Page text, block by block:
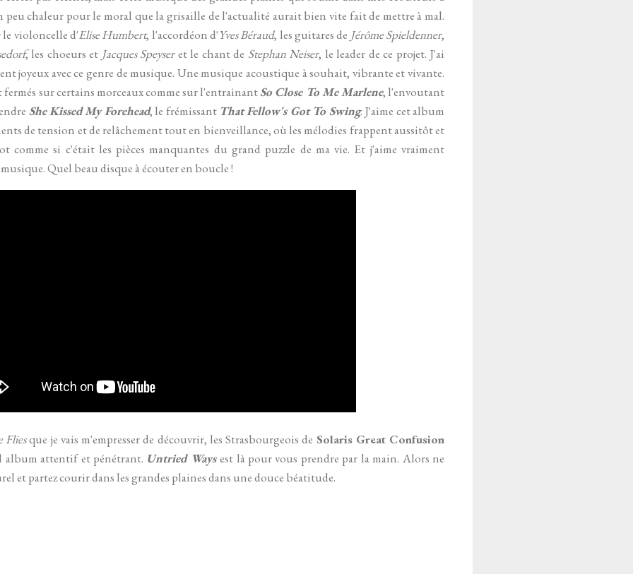
peu chaleur pour le moral que la grisaille de l'actualité aurait bien vite fait de mettre à mal.
violoncelle d'Elise Humbert, l'accordéon d'Yves Béraud, les guitares de Jérôme Spieldenner,
, les choeurs et Jacques Speyseret le chant de Stephan Neiser, le leader de ce projet. J'ai
joyeux avec ce genre de musique. Une musique acoustique à souhait, vibrante et vivante.
fermés sur certains morceaux comme sur l'entrainantSo Close To Me Marlene, l'envoutant
She Kissed My Forehead, le frémissant That Fellow's Got To Swing. J'aime cet album
de tension et de relâchement tout en bienveillance, où les mélodies frappent aussitôt et
comme si c'était les pièces manquantes du grand puzzle de ma vie. Et j'aime vraiment
Quel beau disque à écouter en boucle !
Fliesque je vais m'empresser de découvrir, les Strasbourgeois de Solaris Great Confusion
album attentif et pénétrant. Untried Waysest là pour vous prendre par la main. Alors ne
et partez courir dans les grandes plaines dans une douce béatitude.